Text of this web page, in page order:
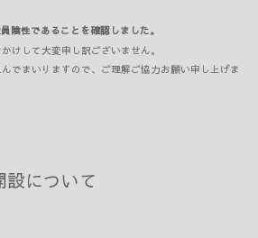
陰性であることを確認しました。
けして大変申し訳ございません。
でまいりますので、ご理解ご協力お願い申し上げま
について